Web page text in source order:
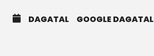
DAGATAL GOOGLE DAGATAL